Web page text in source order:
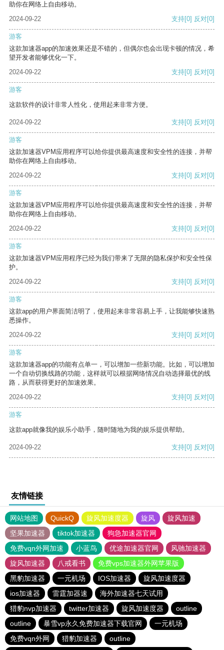
助你在网络上自由移动。
2024-09-22
支持[0] 反对[0]
游客
这款加速器app的加速效果还是不错的，但偶尔也会出现卡顿的情况，希
望开发者能够优化一下。
2024-09-22
支持[0] 反对[0]
游客
这款软件的设计非常人性化，使用起来非常方便。
2024-09-22 支持[0] 反对[0]
游客
这款加速器VPM应用程序可以给你提供最高速度和安全性的连接，并帮
助你在网络上自由移动。
2024-09-22
支持[0] 反对[0]
游客
这款加速器VPM应用程序可以给你提供最高速度和安全性的连接，并帮
助你在网络上自由移动。
2024-09-22
支持[0] 反对[0]
游客
这款加速器VPM应用程序已经为我们带来了无限的隐私保护和安全性保
护。
2024-09-22
支持[0] 反对[0]
游客
这款app的用户界面简洁明了，使用起来非常容易上手，让我能够快速熟
悉操作。
2024-09-22
支持[0] 反对[0]
游客
这款加速器app的功能有点单一，可以增加一些新功能。比如，可以增加
一个自动切换线路的功能，这样就可以根据网络情况自动选择最优的线
路，从而获得更好的加速效果。
2024-09-22
支持[0] 反对[0]
游客
这款app就像我的娱乐小助手，随时随地为我的娱乐提供帮助。
2024-09-22 支持[0] 反对[0]
友情链接
网站地图 QuickQ 旋风加速度器 旋风
旋风加速
坚果加速器
tiktok加速器
狗急加速器官网
免费vqn外网加速
小蓝鸟 优途加速器官网
风驰加速器
旋风加速器
八戒看书
免费vps加速器外网苹果版
黑豹加速器
一元机场 IOS加速器
旋风加速度器
ios加速器
雷霆加器速
海外加速器七天试用
猎豹nvp加速器
twitter加速器 旋风加速度器
outline
outline
暴雪vp永久免费加速器下载官网
一元机场
免费vqn外网
猎豹加速器
outline